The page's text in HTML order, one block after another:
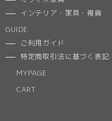
インテリア・家具・雑貨
GUIDE
ご利用ガイド
特定商取引法に基づく表記
MYPAGE
CART